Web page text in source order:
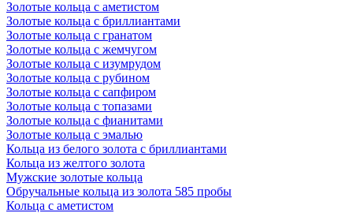
Золотые кольца с аметистом
Золотые кольца с бриллиантами
Золотые кольца с гранатом
Золотые кольца с жемчугом
Золотые кольца с изумрудом
Золотые кольца с рубином
Золотые кольца с сапфиром
Золотые кольца с топазами
Золотые кольца с фианитами
Золотые кольца с эмалью
Кольца из белого золота с бриллиантами
Кольца из желтого золота
Мужские золотые кольца
Обручальные кольца из золота 585 пробы
Кольца с аметистом